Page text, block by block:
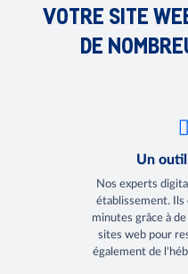
VOTRE SITE
DE
Un
Nos experts
établissement.
minutes grâce à
sites web pour
également de